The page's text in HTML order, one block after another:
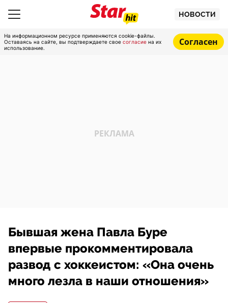
НОВОСТИ
На информационном ресурсе применяются cookie-файлы.
Оставаясь на сайте, вы подтверждаете свое согласие на их
использование.
Согласен
Бывшая жена Павла Буре
впервые прокомментировала
развод с хоккеистом: «Она очень
много лезла в наши отношения»